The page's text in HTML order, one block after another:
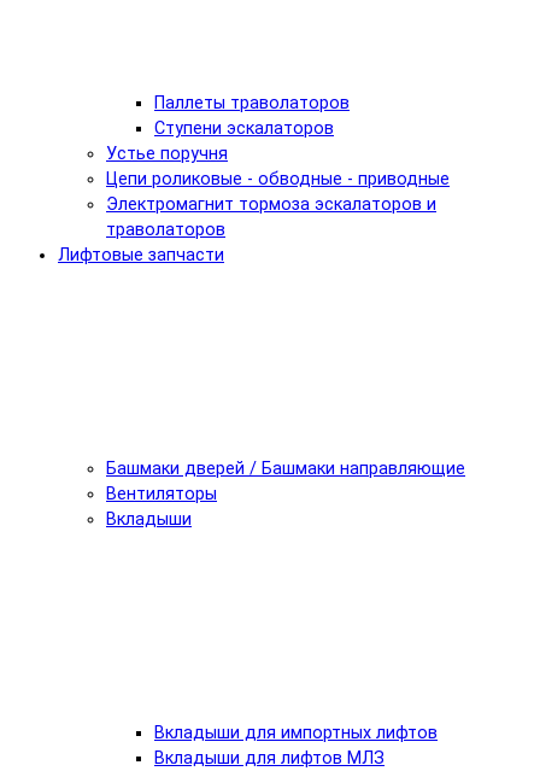
Паллеты траволаторов
Ступени эскалаторов
Устье поручня
Цепи роликовые - обводные - приводные
Электромагнит тормоза эскалаторов и
траволаторов
Лифтовые запчасти
Башмаки дверей / Башмаки направляющие
Вентиляторы
Вкладыши
Вкладыши для импортных лифтов
Вкладыши для лифтов МЛЗ